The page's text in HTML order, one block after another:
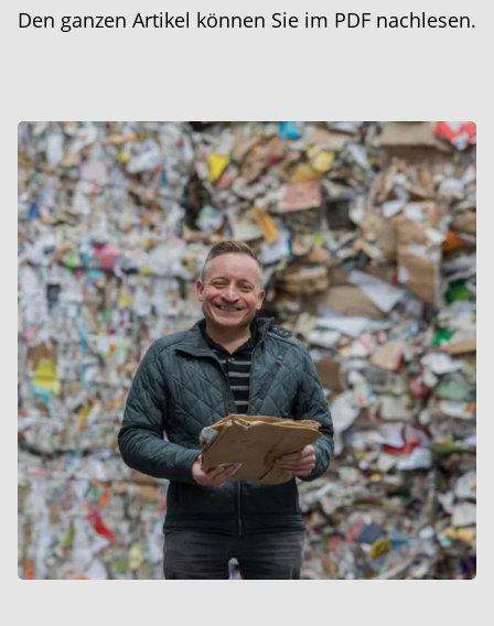
Den ganzen Artikel können Sie im PDF nachlesen.